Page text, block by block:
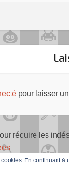
pour laisser
réduire les
.
En continuant